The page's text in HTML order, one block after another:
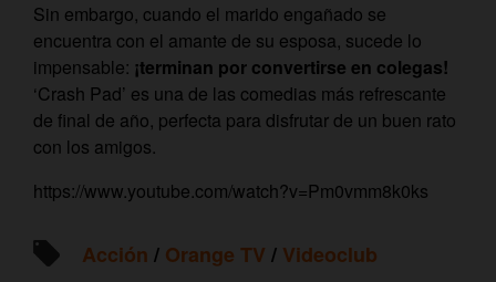
Sin embargo, cuando el marido engañado se
encuentra con el amante de su esposa, sucede lo
impensable: ¡terminan por convertirse en colegas!
‘Crash Pad’ es una de las comedias más refrescante
de final de año, perfecta para disfrutar de un buen rato
con los amigos.
https://www.youtube.com/watch?v=Pm0vmm8k0ks
Acción / Orange TV / Videoclub